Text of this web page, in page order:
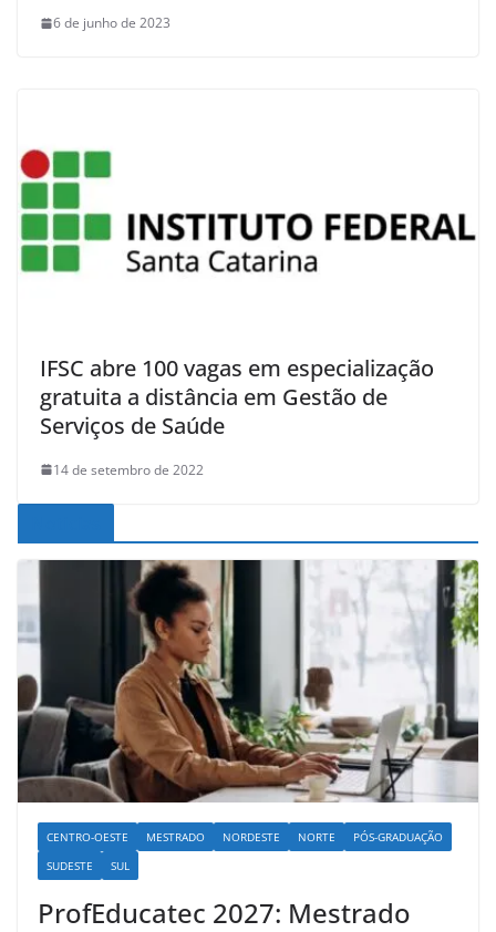
6 de junho de 2023
IFSC abre 100 vagas em especialização
gratuita a distância em Gestão de
Serviços de Saúde
14 de setembro de 2022
CENTRO-OESTE MESTRADO NORDESTE NORTE
PÓS-GRADUAÇÃO
SUDESTE
SUL
ProfEducatec 2027: Mestrado